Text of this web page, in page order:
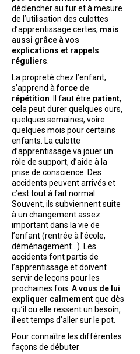
déclencher au fur et à mesure
de l’utilisation des culottes
d’apprentissage certes, mais
aussi grâce à vos
explications et rappels
réguliers
La propreté chez l’enfant,
s’apprend àforce de
répétition . Il faut être patient,
cela peut durer quelques ours,
quelques semaines, voire
quelques mois pour certains
enfants. La culotte
d’apprentissage va jouer un
rôle de support, d’aide à la
prise de conscience. Des
accidents peuvent arrivés et
c’est tout à fait normal.
Souvent, ils subviennent suite
à un changement assez
important dans la vie de
l’enfant (rentrée à l’école,
déménagement…). Les
accidents font partis de
l’apprentissage et doivent
servir de leçons pour les
prochaines fois. A vous de lui
expliquer calmementque dès
qu’il ou elle ressent un besoin,
il est temps d’aller sur le pot.
Pour connaître les différentes
façons de débuter